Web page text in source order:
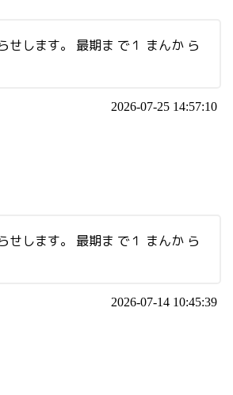
せします。 最期ま で１ まんか ら
2026-07-25 14:57:10
せします。 最期ま で１ まんか ら
2026-07-14 10:45:39